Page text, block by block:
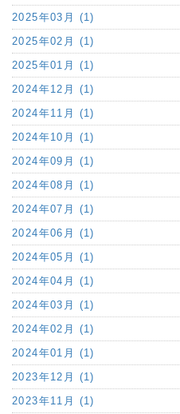
2025年03月 (1)
2025年02月 (1)
2025年01月 (1)
2024年12月 (1)
2024年11月 (1)
2024年10月 (1)
2024年09月 (1)
2024年08月 (1)
2024年07月 (1)
2024年06月 (1)
2024年05月 (1)
2024年04月 (1)
2024年03月 (1)
2024年02月 (1)
2024年01月 (1)
2023年12月 (1)
2023年11月 (1)